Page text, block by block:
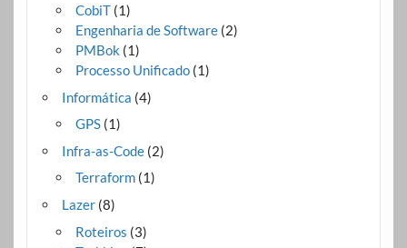
CobiT(1)
Engenharia de Software(2)
PMBok (1)
Processo Unificado(1)
Informática (4)
GPS(1)
Infra-as-Code(2)
Terraform(1)
Lazer(8)
Roteiros (3)